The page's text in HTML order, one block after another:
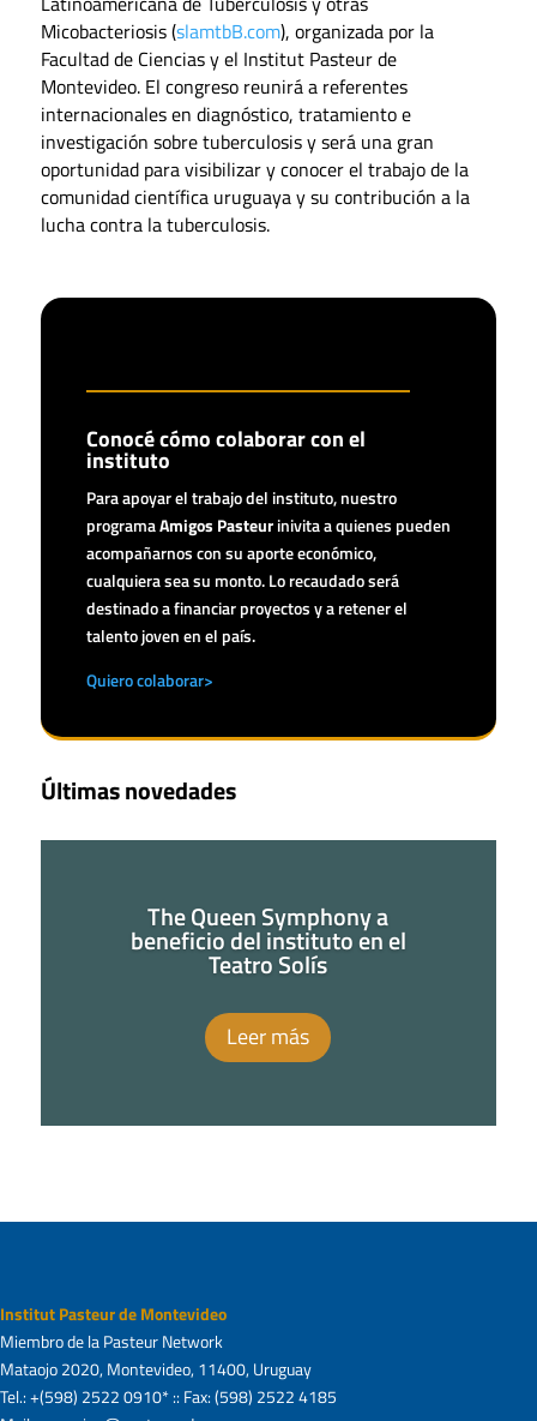
Micobacteriosis (slamtbB.com), organizada por la
Facultad de Ciencias y el Institut Pasteur de
Montevideo. El congreso reunirá a referentes
internacionales en diagnóstico, tratamiento e
investigación sobre tuberculosis y será una gran
oportunidad para visibilizar y conocer el trabajo de la
comunidad científica uruguaya y su contribución a la
lucha contra la tuberculosis.
Conocé cómo colaborar con el
instituto
Para apoyar el trabajo del instituto, nuestro
programaAmigos Pasteur inivita a quienes pueden
acompañarnos con su aporte económico,
cualquiera sea su monto. Lo recaudado será
destinado a financiar proyectos y a retener el
talento joven en el país.
Quiero colaborar>
Últimas novedades
The Queen Symphony a
beneficio del instituto en el
Teatro Solís
Leer más
Institut Pasteur de Montevideo
Miembro de la Pasteur Network
Mataojo 2020, Montevideo, 11400, Uruguay
Tel.: +(598) 2522 0910* :: Fax: (598) 2522 4185